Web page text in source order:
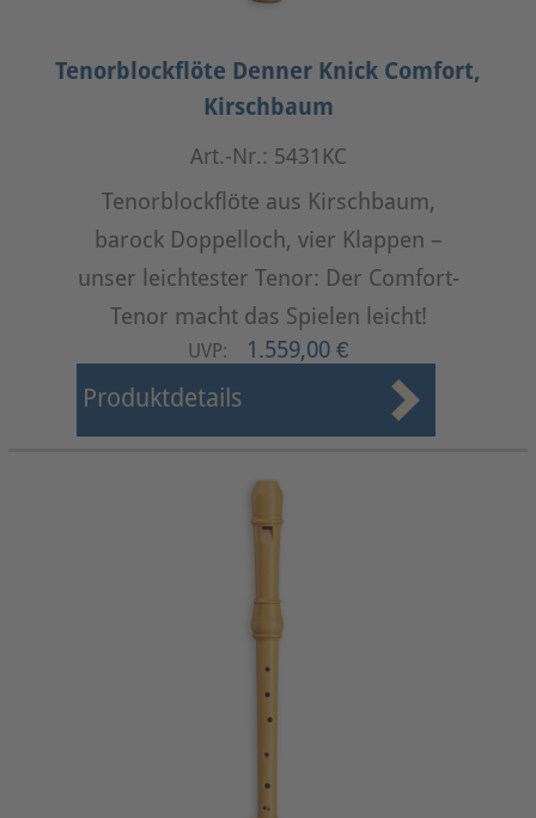
Tenorblockflöte Denner Knick Comfort,
Kirschbaum
Art.-Nr.: 5431KC
Tenorblockflöte aus Kirschbaum,
barock Doppelloch, vier Klappen –
unser leichtester Tenor: Der Comfort-
Tenor macht das Spielen leicht!
UVP: 1.559,00 €
Produktdetails